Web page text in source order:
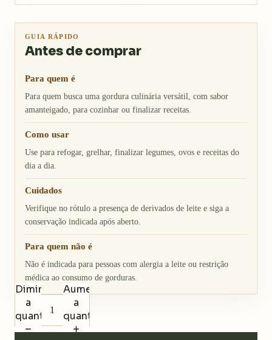
GUIA RÁPIDO
Antes de comprar
Para quem é
Para quem busca uma gordura culinária versátil, com sabor
amanteigado, para cozinhar ou finalizar receitas.
Como usar
Use para refogar, grelhar, finalizar legumes, ovos e receitas do
dia a dia.
Cuidados
Verifique no rótulo a presença de derivados de leite e siga a
conservação indicada após aberto.
Para quem não é
Não é indicada para pessoas com alergia a leite ou restrição
médica ao consumo de gorduras.
Diminuir
a
quantidade
Aumentar
a
quantidade